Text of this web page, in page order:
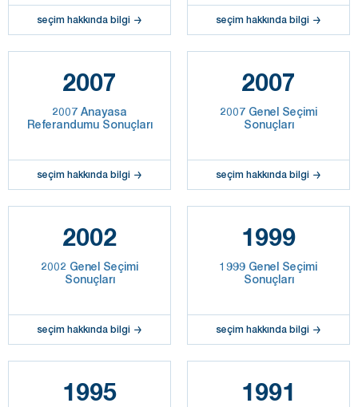
seçim hakkında bilgi seçim hakkında bilgi
2007
2007 Anayasa
Referandumu Sonuçları
seçim hakkında bilgi
2007
2007 Genel Seçimi
Sonuçları
seçim hakkında bilgi
2002
2002 Genel Seçimi
Sonuçları
seçim hakkında bilgi
1999
1999 Genel Seçimi
Sonuçları
seçim hakkında bilgi
1995 1991